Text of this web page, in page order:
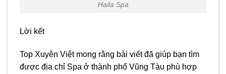
Haila Spa
Lời kết
Top Xuyên Việt mong rằng bài viết đã giúp bạn tìm
được địa chỉ Spa ở thành phố Vũng Tàu phù hợp